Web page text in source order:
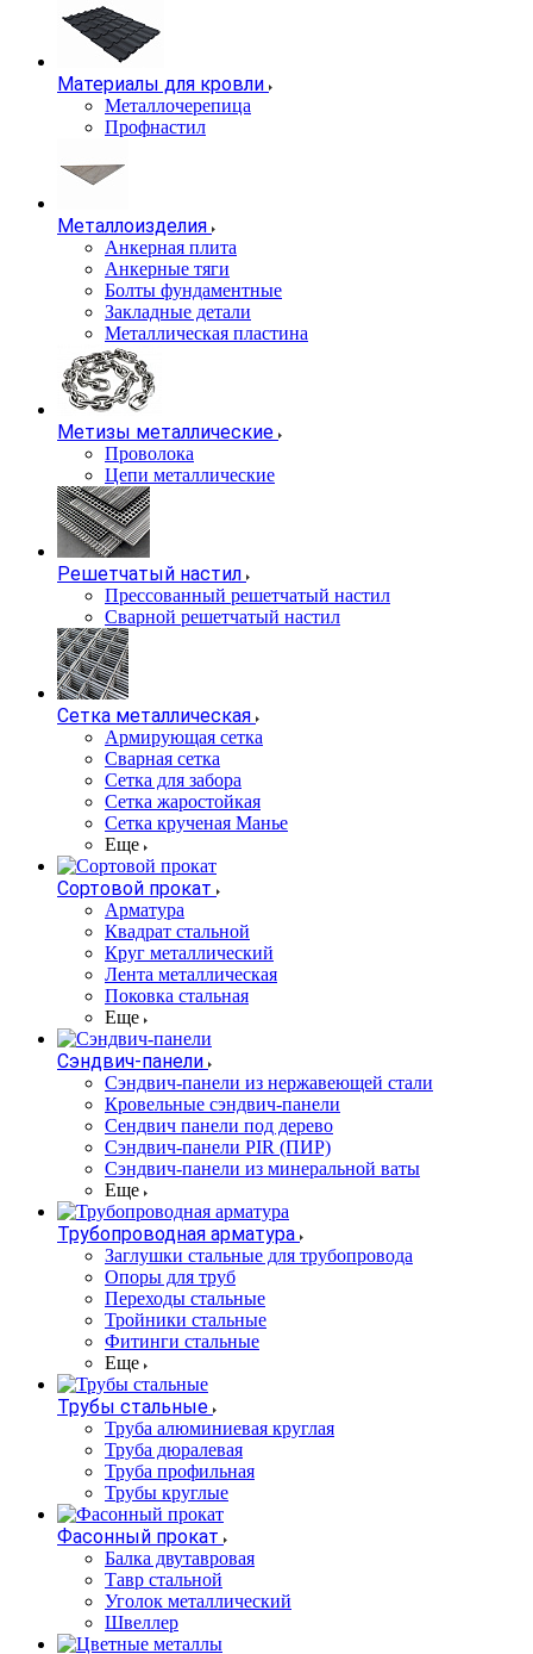
Материалы для кровли
Металлочерепица
Профнастил
Металлоизделия
Анкерная плита
Анкерные тяги
Болты фундаментные
Закладные детали
Металлическая пластина
Метизы металлические
Проволока
Цепи металлические
Решетчатый настил
Прессованный решетчатый настил
Сварной решетчатый настил
Сетка металлическая
Армирующая сетка
Сварная сетка
Сетка для забора
Сетка жаростойкая
Сетка крученая Манье
Еще
Сортовой прокат
Арматура
Квадрат стальной
Круг металлический
Лента металлическая
Поковка стальная
Еще
Сэндвич-панели
Cэндвич-панели из нержавеющей стали
Кровельные сэндвич-панели
Сендвич панели под дерево
Сэндвич-панели PIR (ПИР)
Сэндвич-панели из минеральной ваты
Еще
Трубопроводная арматура
Заглушки стальные для трубопровода
Опоры для труб
Переходы стальные
Тройники стальные
Фитинги стальные
Еще
Трубы стальные
Труба алюминиевая круглая
Труба дюралевая
Труба профильная
Трубы круглые
Фасонный прокат
Балка двутавровая
Тавр стальной
Уголок металлический
Швеллер